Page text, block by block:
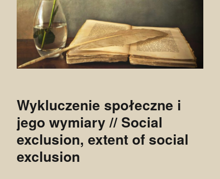
Wykluczenie społeczne i
jego wymiary // Social
exclusion, extent of social
exclusion